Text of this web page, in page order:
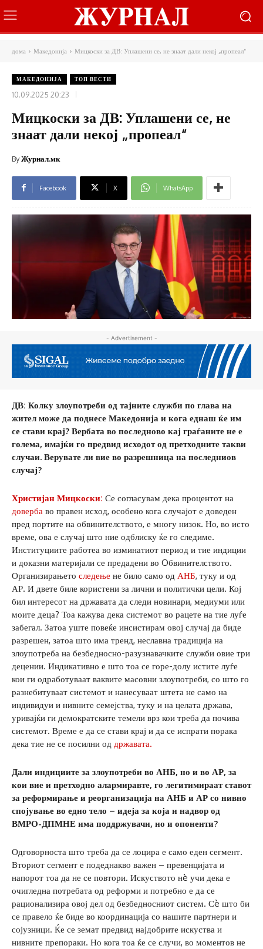
дома Македонија Мицкоски за ДВ: Уплашени се, не знаат дали некој „пропеал“
МАКЕДОНИЈА ТОП ВЕСТИ
10.09.2025 20:23
Мицкоски за ДВ: Уплашени се, не
знаат дали некој „пропеал“
ByЖурнал.мк
Facebook X WhatsApp
- Advertisement -
ДВ: Колку злоупотреби од тајните служби по глава на
жител може да поднесе Македонија и кога еднаш ќе им
се стави крај? Вербата во последново кај граѓаните не е
голема, имајќи го предвид исходот од претходните такви
случаи. Верувате ли вие во разрешница на последниов
случај?
Христијан Мицкоски: Се согласувам дека процентот на
доверба во правен исход, особено кога случајот е доведен
пред портите на обвинителството, е многу низок. Но, во исто
време, ова е случај што ние одблиску ќе го следиме.
Институциите работеа во изминатиот период и тие индиции
и доказни материјали се предадени во Oбвинителството.
Организирањето следење не било само од АНБ, туку и од
АР. И двете биле користени за лични и политички цели. Кој
бил интересот на државата да следи новинари, медиуми или
моите деца? Тоа кажува дека системот во рацете на тие луѓе
забегал. Затоа уште повеќе инсистирам овој случај да биде
разрешен, затоа што има тренд, неславна традиција на
злоупотреба на безбедносно-разузнавачките служби овие три
децении. Индикативно е што тоа се горе-долу истите луѓе
кои ги одработуваат ваквите масовни злоупотреби, со што го
разнебитуваат системот и нанесуваат штета не само на
индивидуи и нивните семејства, туку и на целата држава,
уривајќи ги демократските темели врз кои треба да почива
системот. Време е да се стави крај и да се испрати порака
дека тие не се посилни од државата.
Дали индициите за злоупотреби во АНБ, но и во АР, за
кои вие и претходно алармиравте, го легитимираат ставот
за реформирање и реорганизација на АНБ и АР со нивно
спојување во едно тело – идеја за која и надвор од
ВМРО-ДПМНЕ има поддржувачи, но и опоненти?
Одговорноста што треба да се лоцира е само еден сегмент.
Вториот сегмент е подеднакво важен – превенцијата и
напорот тоа да не се повтори. Искуството нè учи дека е
очигледна потребата од реформи и потребно е да се
рационализира овој дел од безбедносниот систем. Сè што би
се правело ќе биде во координација со нашите партнери и
сојузници. Ќе се земат предвид најдобрите искуства и
нивните препораки. Но кога тоа ќе се случи, во моментов не